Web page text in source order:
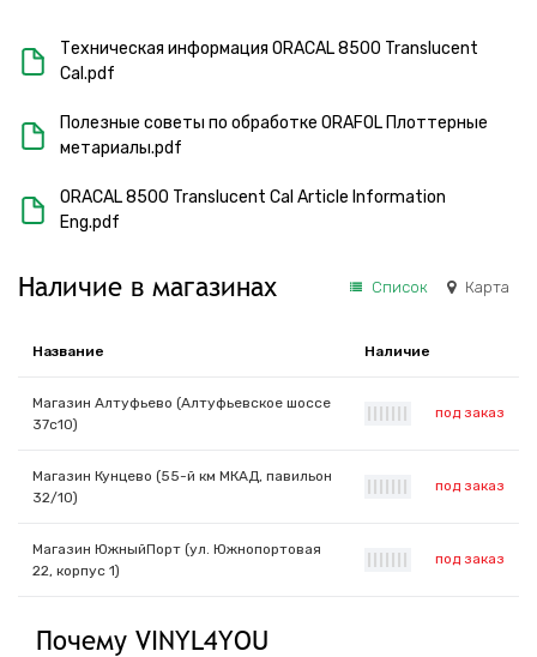
Техническая информация ORACAL 8500 Translucent
Cal.pdf
Полезные советы по обработке ORAFOL Плоттерные
метариалы.pdf
ORACAL 8500 Translucent Cal Article Information
Eng.pdf
Наличие в магазинах Список Карта
Название Наличие
Магазин Алтуфьево (Алтуфьевское шоссе
37с10)
под заказ
Магазин Кунцево (55-й км МКАД, павильон
32/10)
под заказ
Магазин ЮжныйПорт (ул. Южнопортовая
22, корпус 1)
под заказ
Почему VINYL4YOU